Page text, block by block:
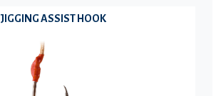
JIGGING ASSIST HOOK